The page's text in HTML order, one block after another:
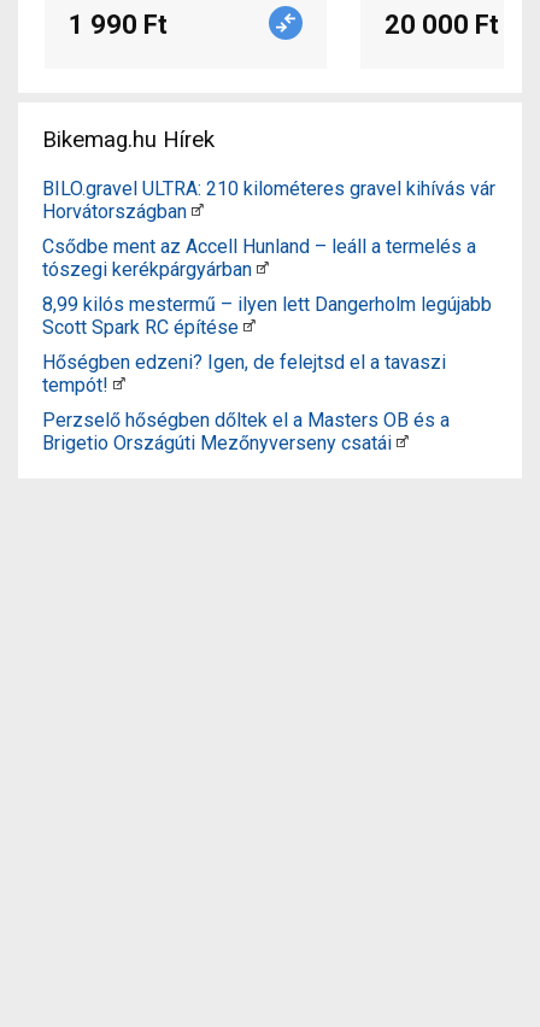
1 990 Ft 20 000 Ft
Bikemag.hu Hírek
BILO.gravel ULTRA: 210 kilométeres gravel kihívás vár
Horvátországban
Csődbe ment az Accell Hunland – leáll a termelés a
tószegi kerékpárgyárban
8,99 kilós mestermű – ilyen lett Dangerholm legújabb
Scott Spark RC építése
Hőségben edzeni? Igen, de felejtsd el a tavaszi
tempót!
Perzselő hőségben dőltek el a Masters OB és a
Brigetio Országúti Mezőnyverseny csatái